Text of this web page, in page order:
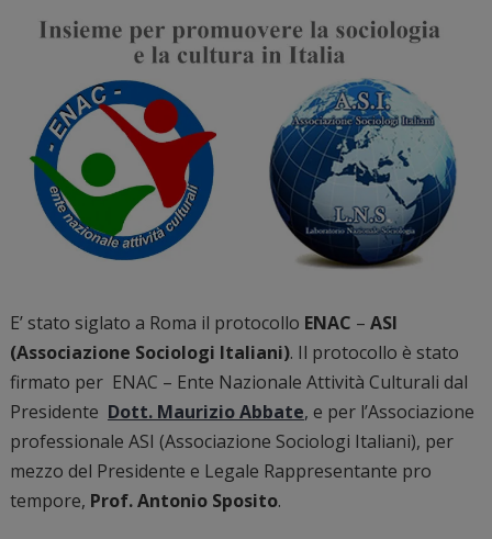
E’ stato siglato a Roma il protocollo ENAC – ASI
(Associazione Sociologi Italiani). Il protocollo è stato
firmato per ENAC – Ente Nazionale Attività Culturali dal
Presidente Dott. Maurizio Abbate, e per l’Associazione
professionale ASI (Associazione Sociologi Italiani), per
mezzo del Presidente e Legale Rappresentante pro
tempore, Prof. Antonio Sposito.